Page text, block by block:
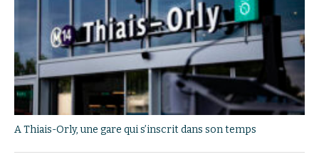
A Thiais-Orly, une gare qui s’inscrit dans son temps